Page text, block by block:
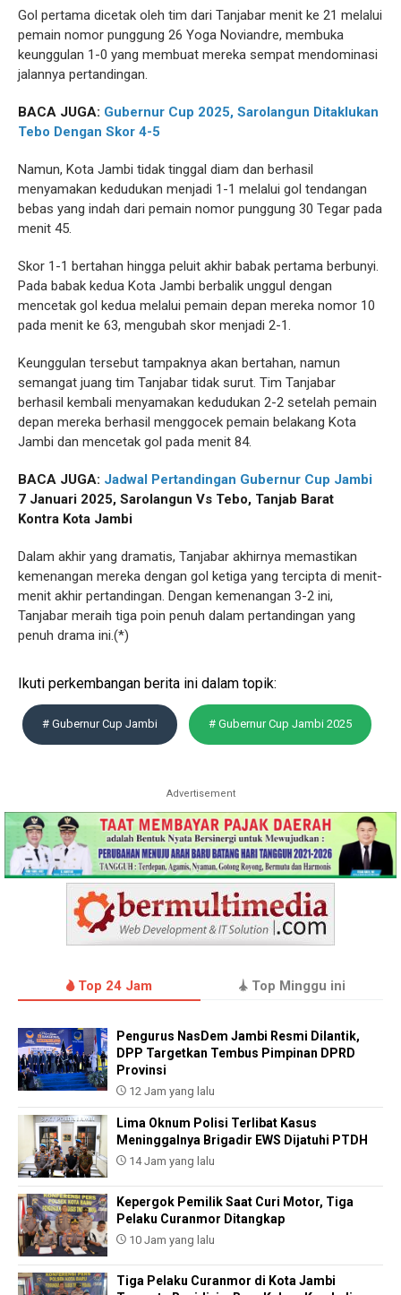
Gol pertama dicetak oleh tim dari Tanjabar menit ke 21 melalui
pemain nomor punggung 26 Yoga Noviandre, membuka
keunggulan 1-0 yang membuat mereka sempat mendominasi
jalannya pertandingan.
BACA JUGA: Gubernur Cup 2025, Sarolangun Ditaklukan
Tebo Dengan Skor 4-5
Namun, Kota Jambi tidak tinggal diam dan berhasil
menyamakan kedudukan menjadi 1-1 melalui gol tendangan
bebas yang indah dari pemain nomor punggung 30 Tegar pada
menit 45.
Skor 1-1 bertahan hingga peluit akhir babak pertama berbunyi.
Pada babak kedua Kota Jambi berbalik unggul dengan
mencetak gol kedua melalui pemain depan mereka nomor 10
pada menit ke 63, mengubah skor menjadi 2-1.
Keunggulan tersebut tampaknya akan bertahan, namun
semangat juang tim Tanjabar tidak surut. Tim Tanjabar
berhasil kembali menyamakan kedudukan 2-2 setelah pemain
depan mereka berhasil menggocek pemain belakang Kota
Jambi dan mencetak gol pada menit 84.
BACA JUGA: Jadwal Pertandingan Gubernur Cup Jambi
7 Januari 2025, Sarolangun Vs Tebo, Tanjab Barat
Kontra Kota Jambi
Dalam akhir yang dramatis, Tanjabar akhirnya memastikan
kemenangan mereka dengan gol ketiga yang tercipta di menit-
menit akhir pertandingan. Dengan kemenangan 3-2 ini,
Tanjabar meraih tiga poin penuh dalam pertandingan yang
penuh drama ini.(*)
Ikuti perkembangan berita ini dalam topik:
# Gubernur Cup Jambi # Gubernur Cup Jambi 2025
Advertisement
Top 24 Jam Top Minggu ini
Pengurus NasDem Jambi Resmi Dilantik,
DPP Targetkan Tembus Pimpinan DPRD
Provinsi
12 Jam yang lalu
Lima Oknum Polisi Terlibat Kasus
Meninggalnya Brigadir EWS Dijatuhi PTDH
14 Jam yang lalu
Kepergok Pemilik Saat Curi Motor, Tiga
Pelaku Curanmor Ditangkap
10 Jam yang lalu
Tiga Pelaku Curanmor di Kota Jambi